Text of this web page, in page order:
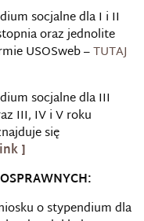
socjalne dla I i II
oraz jednolite
USOSweb –TUTAJ
socjalne dla III
III, IV i V roku
się
o stypendium dla